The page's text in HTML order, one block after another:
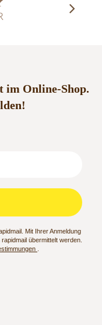
im Online-Shop.
übermittelt werden.
.